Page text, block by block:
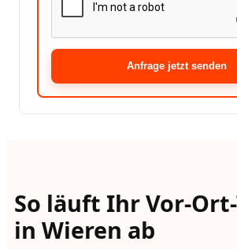
Anfrage jetzt senden
So läuft Ihr Vor-
in Wieren ab